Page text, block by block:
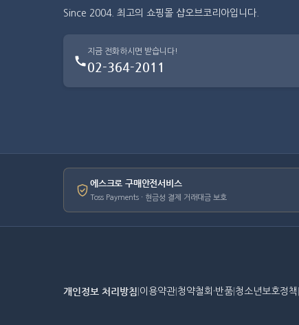
Since 2004. 최고의 쇼핑몰 샵오브코리아입니다.
지금 전화하시면 받습니다!
02-364-2011
에스크로 구매안전서비스
Toss Payments · 현금성 결제 거래대금 보호
개인정보 처리방침 이용약관 청약철회·반품 청소년보호정책